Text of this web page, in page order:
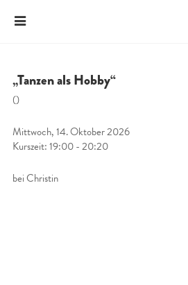
„Tanzen als Hobby“
()
Mittwoch, 14. Oktober 2026
Kurszeit: 19:00 - 20:20
bei Christin